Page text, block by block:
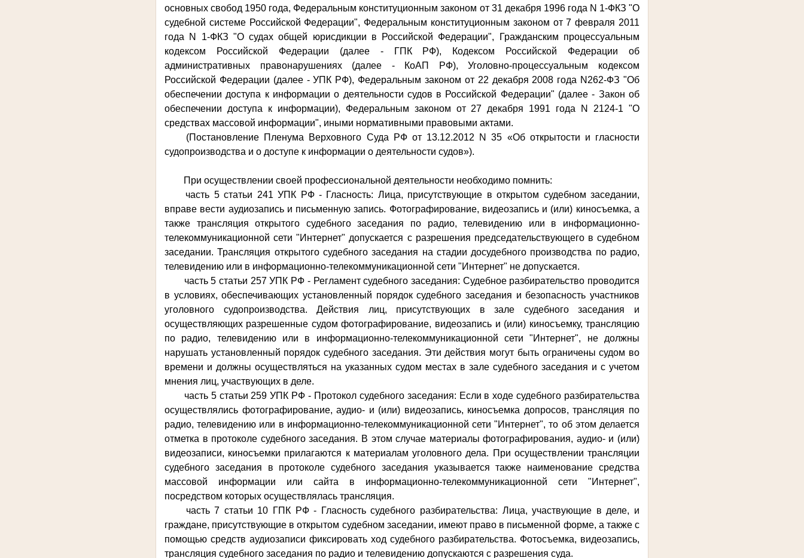
основных свобод 1950 года, Федеральным конституционным законом от 31 декабря 1996 года N 1-ФКЗ "О
судебной системе Российской Федерации", Федеральным конституционным законом от 7 февраля 2011
года N 1-ФКЗ "О судах общей юрисдикции в Российской Федерации", Гражданским процессуальным
кодексом Российской Федерации (далее - ГПК РФ), Кодексом Российской Федерации об
административных правонарушениях (далее - КоАП РФ), Уголовно-процессуальным кодексом
Российской Федерации (далее - УПК РФ), Федеральным законом от 22 декабря 2008 года N262-ФЗ "Об
обеспечении доступа к информации о деятельности судов в Российской Федерации" (далее - Закон об
обеспечении доступа к информации), Федеральным законом от 27 декабря 1991 года N 2124-1 "О
средствах массовой информации", иными нормативными правовыми актами.
(Постановление Пленума Верховного Суда РФ от 13.12.2012 N 35 «Об открытости и гласности
судопроизводства и о доступе к информации о деятельности судов»).
При осуществлении своей профессиональной деятельности необходимо помнить:
часть 5 статьи 241 УПК РФ - Гласность: Лица, присутствующие в открытом судебном заседании,
вправе вести аудиозапись и письменную запись. Фотографирование, видеозапись и (или) киносъемка, а
также трансляция открытого судебного заседания по радио, телевидению или в информационно-
телекоммуникационной сети "Интернет" допускается с разрешения председательствующего в судебном
заседании. Трансляция открытого судебного заседания на стадии досудебного производства по радио,
телевидению или в информационно-телекоммуникационной сети "Интернет" не допускается.
часть 5 статьи 257 УПК РФ - Регламент судебного заседания: Судебное разбирательство проводится
в условиях, обеспечивающих установленный порядок судебного заседания и безопасность участников
уголовного судопроизводства. Действия лиц, присутствующих в зале судебного заседания и
осуществляющих разрешенные судом фотографирование, видеозапись и (или) киносъемку, трансляцию
по радио, телевидению или в информационно-телекоммуникационной сети "Интернет", не должны
нарушать установленный порядок судебного заседания. Эти действия могут быть ограничены судом во
времени и должны осуществляться на указанных судом местах в зале судебного заседания и с учетом
мнения лиц, участвующих в деле.
часть 5 статьи 259 УПК РФ - Протокол судебного заседания: Если в ходе судебного разбирательства
осуществлялись фотографирование, аудио- и (или) видеозапись, киносъемка допросов, трансляция по
радио, телевидению или в информационно-телекоммуникационной сети "Интернет", то об этом делается
отметка в протоколе судебного заседания. В этом случае материалы фотографирования, аудио- и (или)
видеозаписи, киносъемки прилагаются к материалам уголовного дела. При осуществлении трансляции
судебного заседания в протоколе судебного заседания указывается также наименование средства
массовой информации или сайта в информационно-телекоммуникационной сети "Интернет",
посредством которых осуществлялась трансляция.
часть 7 статьи 10 ГПК РФ - Гласность судебного разбирательства: Лица, участвующие в деле, и
граждане, присутствующие в открытом судебном заседании, имеют право в письменной форме, а также с
помощью средств аудиозаписи фиксировать ход судебного разбирательства. Фотосъемка, видеозапись,
трансляция судебного заседания по радио и телевидению допускаются с разрешения суда.